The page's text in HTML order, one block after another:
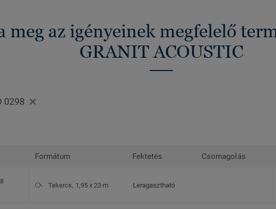
meg az igényeinek megfelelő
GRANIT ACOUSTIC
0298
Formátum Fektetés Csomagolás
Tekercs, 1,95 x 23 m Leragasztható